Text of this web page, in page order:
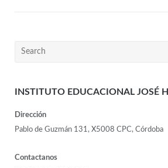
INSTITUTO EDUCACIONAL JOSÉ
Dirección
Pablo de Guzmán 131, X5008 CPC, Córdoba
Contactanos